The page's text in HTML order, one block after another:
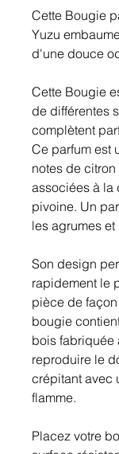
Cette Bougie
Yuzu
d'une douce
Cette Bougie
de différentes
complètent
Ce parfum est
notes de
associées à la
pivoine. Un
les agrumes et
Son design
rapidement le
pièce de
bougie
bois fabriquée
reproduire le
crépitant avec
flamme.
Placez votre